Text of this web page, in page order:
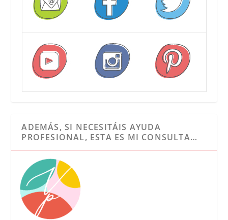
ADEMÁS, SI NECESITÁIS AYUDA
PROFESIONAL, ESTA ES MI CONSULTA…